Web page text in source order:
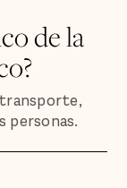
de la
personas.